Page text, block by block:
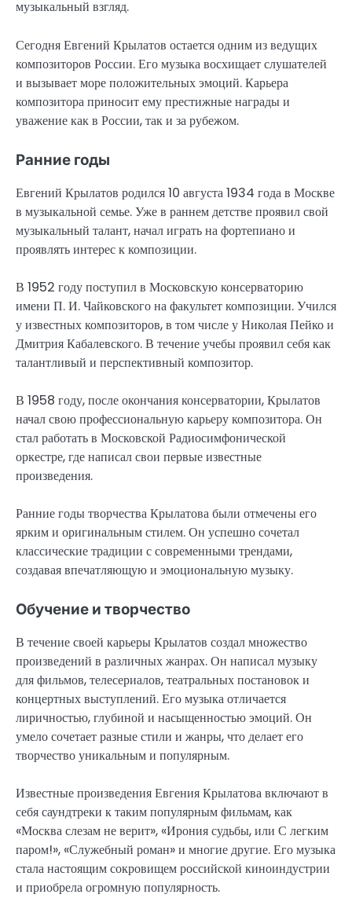
музыкальный взгляд.
Сегодня Евгений Крылатов остается одним из ведущих
композиторов России. Его музыка восхищает слушателей
и вызывает море положительных эмоций. Карьера
композитора приносит ему престижные награды и
уважение как в России, так и за рубежом.
Ранние годы
Евгений Крылатов родился 10 августа 1934 года в Москве
в музыкальной семье. Уже в раннем детстве проявил свой
музыкальный талант, начал играть на фортепиано и
проявлять интерес к композиции.
В 1952 году поступил в Московскую консерваторию
имени П. И. Чайковского на факультет композиции. Учился
у известных композиторов, в том числе у Николая Пейко и
Дмитрия Кабалевского. В течение учебы проявил себя как
талантливый и перспективный композитор.
В 1958 году, после окончания консерватории, Крылатов
начал свою профессиональную карьеру композитора. Он
стал работать в Московской Радиосимфонической
оркестре, где написал свои первые известные
произведения.
Ранние годы творчества Крылатова были отмечены его
ярким и оригинальным стилем. Он успешно сочетал
классические традиции с современными трендами,
создавая впечатляющую и эмоциональную музыку.
Обучение и творчество
В течение своей карьеры Крылатов создал множество
произведений в различных жанрах. Он написал музыку
для фильмов, телесериалов, театральных постановок и
концертных выступлений. Его музыка отличается
лиричностью, глубиной и насыщенностью эмоций. Он
умело сочетает разные стили и жанры, что делает его
творчество уникальным и популярным.
Известные произведения Евгения Крылатова включают в
себя саундтреки к таким популярным фильмам, как
«Москва слезам не верит», «Ирония судьбы, или С легким
паром!», «Служебный роман» и многие другие. Его музыка
стала настоящим сокровищем российской киноиндустрии
и приобрела огромную популярность.